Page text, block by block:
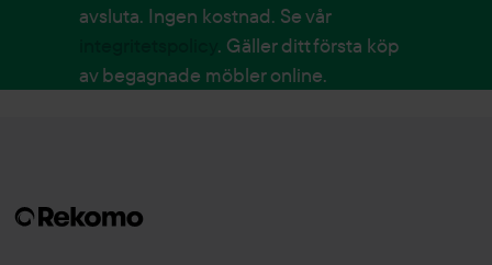
avsluta. Ingen kostnad. Se vår
. Gäller ditt första köp
av begagnade möbler online.